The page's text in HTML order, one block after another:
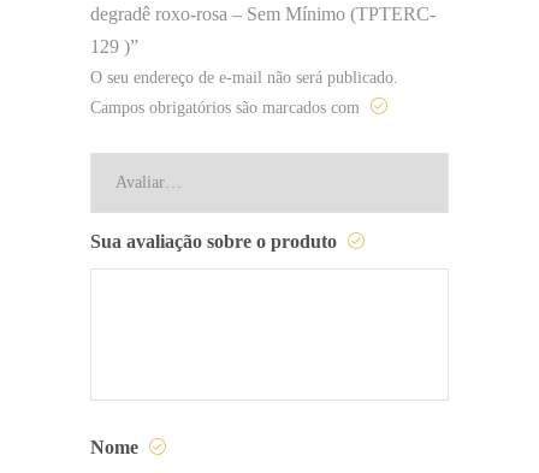
degradê roxo-rosa – Sem Mínimo (TPTERC-
129 )”
O seu endereço de e-mail não será publicado.
Campos obrigatórios são marcados com
Sua avaliação sobre o produto
Nome